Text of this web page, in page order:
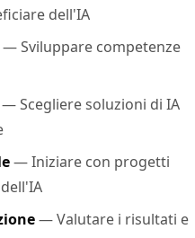
dell'IA
— Sviluppare competenze
— Scegliere soluzioni di IA
— Iniziare con progetti
— Valutare i risultati e